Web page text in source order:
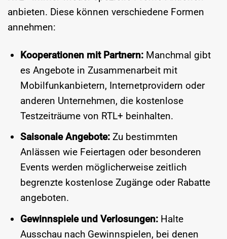
anbieten. Diese können verschiedene Formen
annehmen:
Kooperationen mit Partnern:Manchmal gibt
es Angebote in Zusammenarbeit mit
Mobilfunkanbietern, Internetprovidern oder
anderen Unternehmen, die kostenlose
Testzeiträume von RTL+ beinhalten.
Saisonale Angebote:Zu bestimmten
Anlässen wie Feiertagen oder besonderen
Events werden möglicherweise zeitlich
begrenzte kostenlose Zugänge oder Rabatte
angeboten.
Gewinnspiele und Verlosungen:Halte
Ausschau nach Gewinnspielen, bei denen